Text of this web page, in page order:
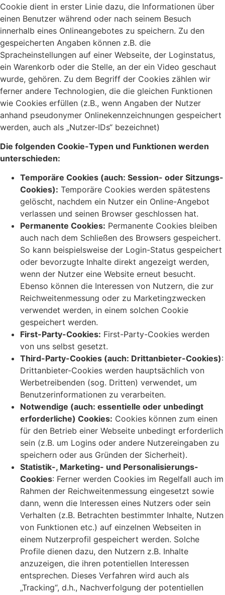
Cookie dient in erster Linie dazu, die Informationen über
einen Benutzer während oder nach seinem Besuch
innerhalb eines Onlineangebotes zu speichern. Zu den
gespeicherten Angaben können z.B. die
Spracheinstellungen auf einer Webseite, der Loginstatus,
ein Warenkorb oder die Stelle, an der ein Video geschaut
wurde, gehören. Zu dem Begriff der Cookies zählen wir
ferner andere Technologien, die die gleichen Funktionen
wie Cookies erfüllen (z.B., wenn Angaben der Nutzer
anhand pseudonymer Onlinekennzeichnungen gespeichert
werden, auch als „Nutzer-IDs“ bezeichnet)
Die folgenden Cookie-Typen und Funktionen werden
unterschieden:
Temporäre Cookies (auch: Session- oder Sitzungs-
Cookies): Temporäre Cookies werden spätestens
gelöscht, nachdem ein Nutzer ein Online-Angebot
verlassen und seinen Browser geschlossen hat.
Permanente Cookies: Permanente Cookies bleiben
auch nach dem Schließen des Browsers gespeichert.
So kann beispielsweise der Login-Status gespeichert
oder bevorzugte Inhalte direkt angezeigt werden,
wenn der Nutzer eine Website erneut besucht.
Ebenso können die Interessen von Nutzern, die zur
Reichweitenmessung oder zu Marketingzwecken
verwendet werden, in einem solchen Cookie
gespeichert werden.
First-Party-Cookies: First-Party-Cookies werden
von uns selbst gesetzt.
Third-Party-Cookies (auch: Drittanbieter-Cookies):
Drittanbieter-Cookies werden hauptsächlich von
Werbetreibenden (sog. Dritten) verwendet, um
Benutzerinformationen zu verarbeiten.
Notwendige (auch: essentielle oder unbedingt
erforderliche) Cookies: Cookies können zum einen
für den Betrieb einer Webseite unbedingt erforderlich
sein (z.B. um Logins oder andere Nutzereingaben zu
speichern oder aus Gründen der Sicherheit).
Statistik-, Marketing- und Personalisierungs-
Cookies: Ferner werden Cookies im Regelfall auch im
Rahmen der Reichweitenmessung eingesetzt sowie
dann, wenn die Interessen eines Nutzers oder sein
Verhalten (z.B. Betrachten bestimmter Inhalte, Nutzen
von Funktionen etc.) auf einzelnen Webseiten in
einem Nutzerprofil gespeichert werden. Solche
Profile dienen dazu, den Nutzern z.B. Inhalte
anzuzeigen, die ihren potentiellen Interessen
entsprechen. Dieses Verfahren wird auch als
„Tracking“, d.h., Nachverfolgung der potentiellen